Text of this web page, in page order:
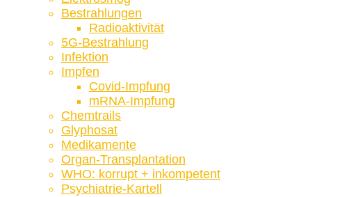
Bestrahlungen
Radioaktivität
5G-Bestrahlung
Infektion
Impfen
Covid-Impfung
mRNA-Impfung
Chemtrails
Glyphosat
Medikamente
Organ-Transplantation
WHO: korrupt + inkompetent
Psychiatrie-Kartell